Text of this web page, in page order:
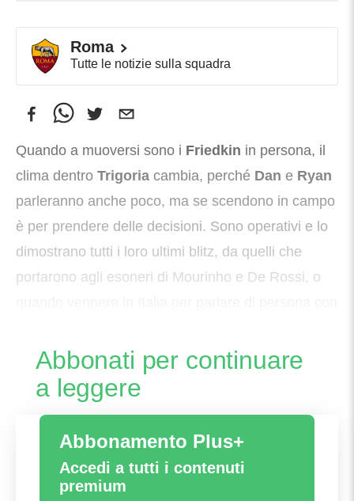
Roma
Tutte le notizie sulla squadra
Quando a muoversi sono i Friedkin in persona, il
clima dentro Trigoria cambia, perché Dan e Ryan
parleranno anche poco, ma se scendono in campo
è per prendere delle decisioni. Sono operativi e lo
dimostrano tutti i loro ultimi blitz, da quelli che
portarono agli esoneri di Mourinho e De Rossi, o
Abbonati per continuare
a leggere
Abbonamento Plus+
Accedi a tutti i contenuti
premium